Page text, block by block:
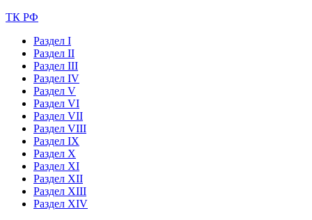
ТК РФ
Раздел I
Раздел II
Раздел III
Раздел IV
Раздел V
Раздел VI
Раздел VII
Раздел VIII
Раздел IX
Раздел X
Раздел XI
Раздел XII
Раздел XIII
Раздел XIV